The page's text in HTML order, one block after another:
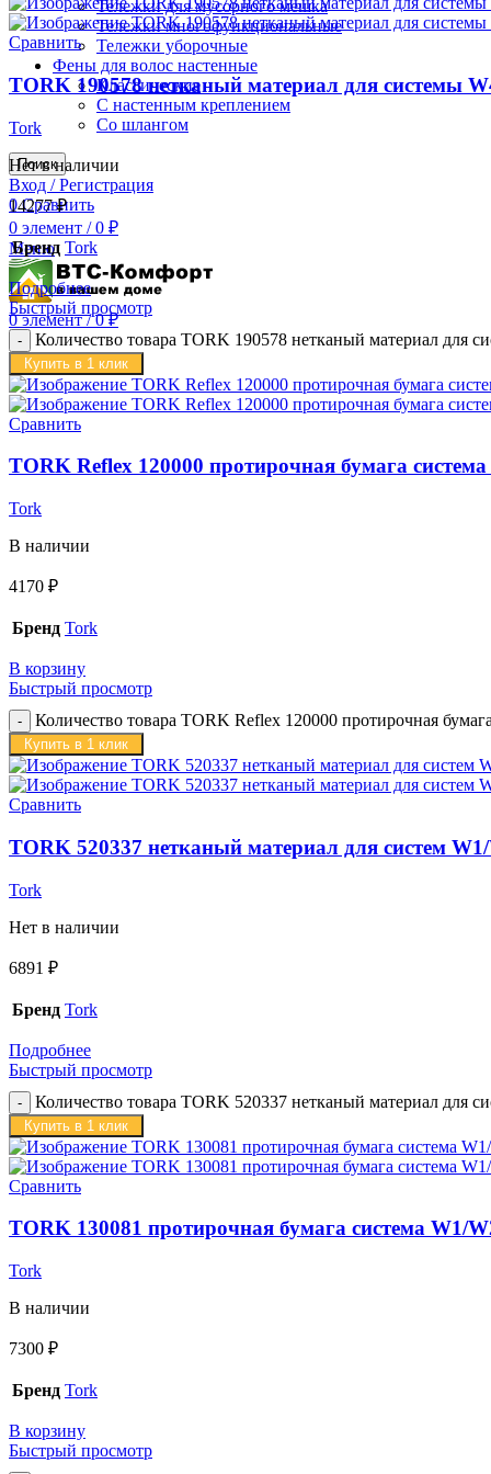
Тележки для мусорного мешка
Тележки многофункциональные
Тележки уборочные
Фены для волос настенные
Классические
С настенным креплением
Со шлангом
Поиск
Вход / Регистрация
0 Сравнить
0 элемент / 0 ₽
Меню
0элемент / 0₽
Сравнить
TORK 190578 нетканый материал для системы
Tork
Нет в наличии
14277₽
Бренд Tork
Подробнее
Быстрый просмотр
Количество товара TORK 190578 нетканый материал для
Купить в 1 клик
Сравнить
TORK Reflex 120000 протирочная бумага
Tork
В наличии
4170 ₽
Бренд Tork
В корзину
Быстрый просмотр
Количество товара TORK Reflex 120000 протирочная
Купить в 1 клик
Сравнить
TORK 520337 нетканый материал для систем
Tork
Нет в наличии
6891 ₽
Бренд Tork
Подробнее
Быстрый просмотр
Количество товара TORK 520337 нетканый материал для
Купить в 1 клик
Сравнить
TORK 130081 протирочная бумага система W1/
Tork
В наличии
7300 ₽
Бренд Tork
В корзину
Быстрый просмотр